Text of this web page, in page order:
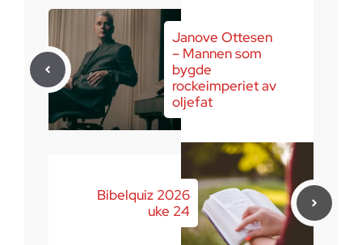
Janove Ottesen
– Mannen som
bygde
rockeimperiet av
oljefat
Bibelquiz 2026
uke 24